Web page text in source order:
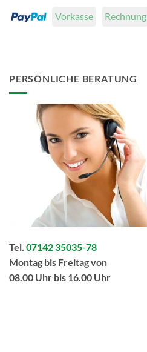
Vorkasse Rechnung
PERSÖNLICHE BERATUNG
Tel. 07142 35035-78
Montag bis Freitag von
08.00 Uhr bis 16.00 Uhr